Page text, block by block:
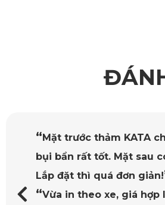
“ Mặt trước thảm KATA
bụi bẩn rất tốt. Mặt sau
Lắp đặt thì quá đơn giản!
“Vừa in theo xe, giá hợp